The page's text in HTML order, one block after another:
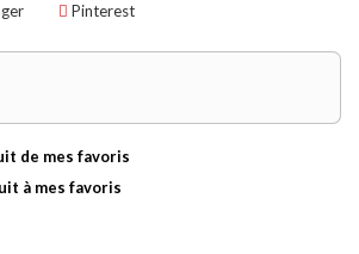
Pinterest
de mes favoris
à mes favoris